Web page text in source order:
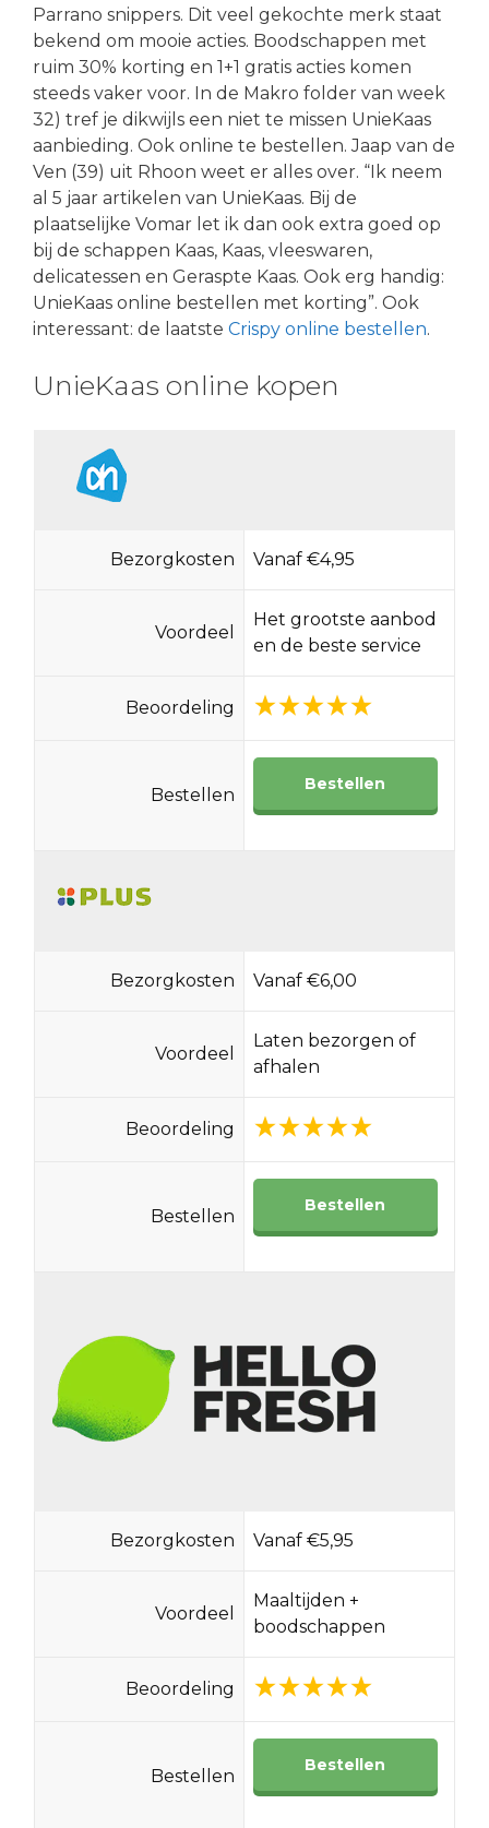
Parrano snippers. Dit veel gekochte merk staat
bekend om mooie acties. Boodschappen met
ruim 30% korting en 1+1 gratis acties komen
steeds vaker voor. In de Makro folder van week
32) tref je dikwijls een niet te missen UnieKaas
aanbieding. Ook online te bestellen. Jaap van de
Ven (39) uit Rhoon weet er alles over. “Ik neem
al 5 jaar artikelen van UnieKaas. Bij de
plaatselijke Vomar let ik dan ook extra goed op
bij de schappen Kaas, Kaas, vleeswaren,
delicatessen en Geraspte Kaas. Ook erg handig:
UnieKaas online bestellen met korting”. Ook
interessant: de laatste Crispy online bestellen.
UnieKaas online kopen
Bezorgkosten Vanaf €4,95
Voordeel
Het grootste aanbod
en de beste service
Beoordeling
Bestellen
Bestellen
Bezorgkosten Vanaf €6,00
Voordeel
Laten bezorgen of
afhalen
Beoordeling
Bestellen
Bestellen
Bezorgkosten Vanaf €5,95
Voordeel
Maaltijden +
boodschappen
Beoordeling
Bestellen
Bestellen